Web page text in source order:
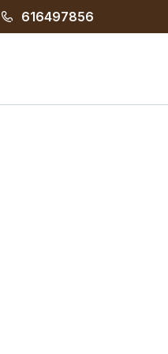
616497856